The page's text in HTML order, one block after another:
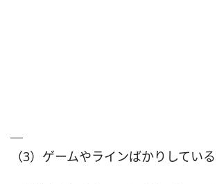
（3）ゲームやラインばかりしている